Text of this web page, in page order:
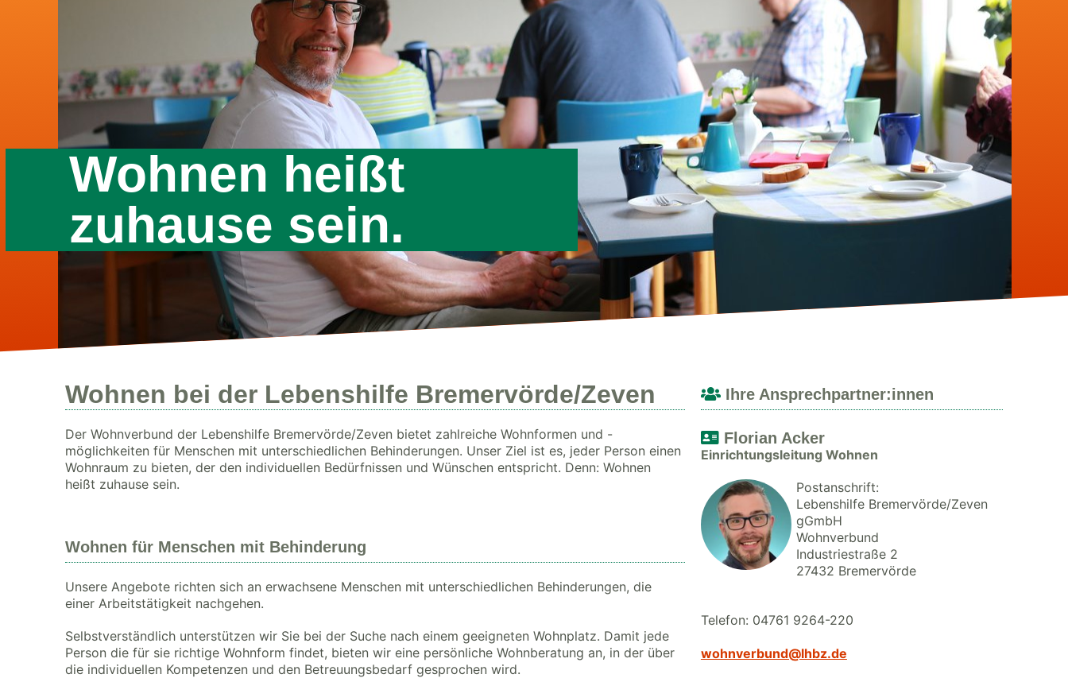
Wohnen heißt
zuhause sein.
Wohnen bei der Lebenshilfe Bremervörde/Zeven
Der Wohnverbund der Lebenshilfe Bremervörde/Zeven bietet zahlreiche Wohnformen und -
möglichkeiten für Menschen mit unterschiedlichen Behinderungen. Unser Ziel ist es, jeder Person einen
Wohnraum zu bieten, der den individuellen Bedürfnissen und Wünschen entspricht. Denn: Wohnen
heißt zuhause sein.
Wohnen für Menschen mit Behinderung
Unsere Angebote richten sich an erwachsene Menschen mit unterschiedlichen Behinderungen, die
einer Arbeitstätigkeit nachgehen.
Selbstverständlich unterstützen wir Sie bei der Suche nach einem geeigneten Wohnplatz. Damit jede
Person die für sie richtige Wohnform findet, bieten wir eine persönliche Wohnberatung an, in der über
die individuellen Kompetenzen und den Betreuungsbedarf gesprochen wird.
Ihre Ansprechpartner:innen
Florian Acker
Einrichtungsleitung Wohnen
Postanschrift:
Lebenshilfe Bremervörde/Zeven
gGmbH
Wohnverbund
Industriestraße 2
27432 Bremervörde
Telefon: 04761 9264-220
wohnverbund@lhbz.de